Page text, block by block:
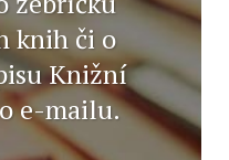
knih či o
Knižní
e-mailu.